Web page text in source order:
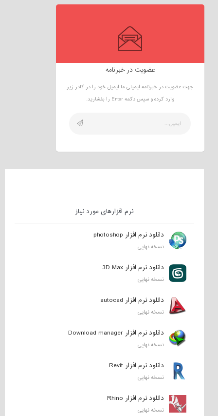
عضویت در خبرنامه
جهت عضویت در خبرنامه ایمیلی ما ایمیل خود را در کادر زیر
وارد کرده و سپس دکمه Enter را بفشارید.
نرم افزارهای مورد نیاز
دانلود نرم افزار photoshop
نسخه نهایی
دانلود نرم افزار 3D Max
نسخه نهایی
دانلود نرم افزار autocad
نسخه نهایی
دانلود نرم افزار Download manager
نسخه نهایی
دانلود نرم افزار Revit
نسخه نهایی
دانلود نرم افزار Rhino
نسخه نهایی